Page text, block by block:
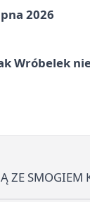
2026
Wróbelek
SMOGIEM